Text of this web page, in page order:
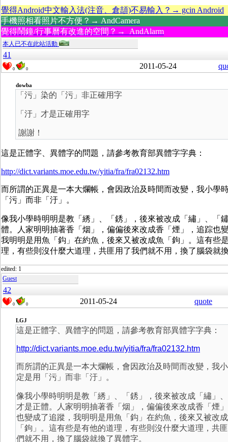
覺得Android中文輸入法(注音、倉頡)不易輸入？→ gcin Android
手機照相看照片不方便？→ AndCamera
覺得鬧鐘/行事曆有改進的空間？→ AndAlarm
本人已不在此站活動
41
0 0 2011-05-24
dowba
「污」染的「污」非正確用字
「汙」才是正確用字
謝謝！
這是正體字、異體字的問題，請參考教育部異體字字典：
http://dict.variants.moe.edu.tw/yitia/fra/fra02132.htm
而所謂的正異是一本大爛帳，會因政治及時間而改變，我小學
「污」而非「汙」。
像我小學時明明是教「綉」、「銹」，後來被改成「繡」、「
體。人家明明抽著香「烟」，偏偏後來改成香「煙」，追踪也
我明明是用魚「鈎」在約魚，後來又被改成魚「鉤」。這有些
理，有些則沒什麼大道理，共匪用了我們就不用，換了腦袋就
edited: 1
Guest
42
0 0 2011-05-24 quote
LGJ
這是正體字、異體字的問題，請參考教育部異體字字典：
http://dict.variants.moe.edu.tw/yitia/fra/fra02132.htm
而所謂的正異是一本大爛帳，會因政治及時間而改變，我
定是用「污」而非「汙」。
像我小學時明明是教「綉」、「銹」，後來被改成「繡」
才是正體。人家明明抽著香「烟」，偏偏後來改成香「煙
也變成了追蹤，我明明是用魚「鈎」在約魚，後來又被改
「鉤」。這有些是有他的道理，有些則沒什麼大道理，共
們就不用，換了腦袋就換了異體字。